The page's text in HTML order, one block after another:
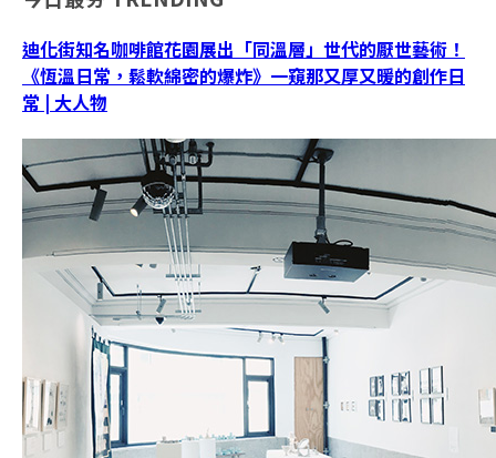
迪化街知名咖啡館花園展出「同溫層」世代的厭世藝術！
《恆溫日常，鬆軟綿密的爆炸》一窺那又厚又暖的創作日
常 | 大人物